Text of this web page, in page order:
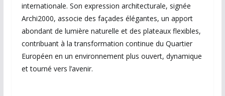
internationale. Son expression architecturale, signée
Archi2000, associe des façades élégantes, un apport
abondant de lumière naturelle et des plateaux flexibles,
contribuant à la transformation continue du Quartier
Européen en un environnement plus ouvert, dynamique
et tourné vers l’avenir.